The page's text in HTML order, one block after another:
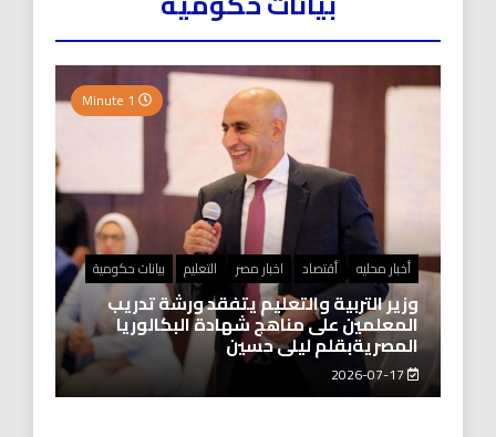
أخبار محليه أقتصاد اخبار مصر التعليم بيانات حكومية
وزير التربية والتعليم يتفقد ورشة تدريب
المعلمين على مناهج شهادة البكالوريا
المصريةبقلم ليلى حسين